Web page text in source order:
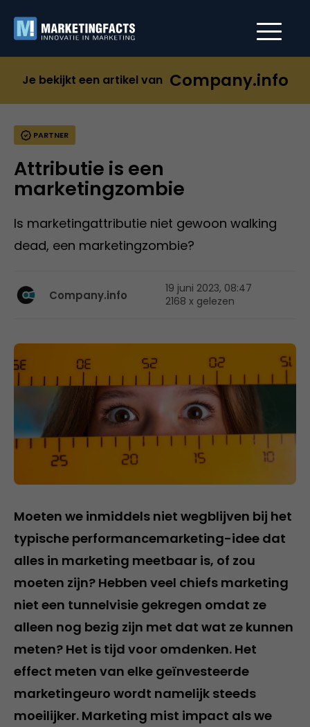
Je bekijkt een artikel van Company.info
PARTNER
Attributie is een
marketingzombie
Is marketingattributie niet gewoon walking
dead, een marketingzombie?
Company.info
19 juni 2023, 08:47
2168 x gelezen
Moeten we inmiddels niet wegblijven bij het
typische performancemarketing-idee dat
alles in marketing meetbaar is, of zou
moeten zijn? Hebben veel chiefs marketing
niet een tunnelvisie gekregen omdat ze
alleen nog bezig zijn met dat wat ze kunnen
meten? Het is tijd voor omdenken. Het
effect meten van elke geïnvesteerde
marketingeuro wordt namelijk steeds
moeilijker. Marketing mist impact als we